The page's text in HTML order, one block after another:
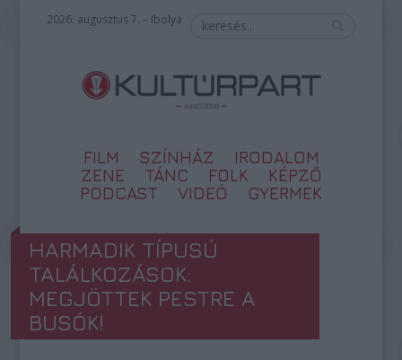
2026. augusztus 7. – Ibolya
FILM SZÍNHÁZ
IRODALOM
ZENE
TÁNC FOLK
KÉPZŐ
PODCAST
VIDEÓ GYERMEK
HARMADIK TÍPUSÚ
TALÁLKOZÁSOK:
MEGJÖTTEK PESTRE A
BUSÓK!